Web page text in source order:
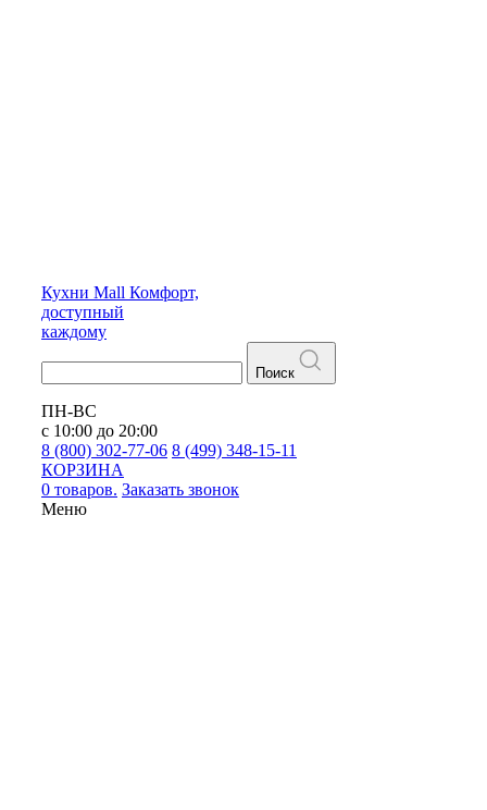
Кухни Mall Комфорт,
доступный
каждому
Поиск
ПН-ВС
с 10:00 до 20:00
8 (800) 302-77-06 8 (499) 348-15-11
КОРЗИНА
0 товаров. Заказать звонок
Меню